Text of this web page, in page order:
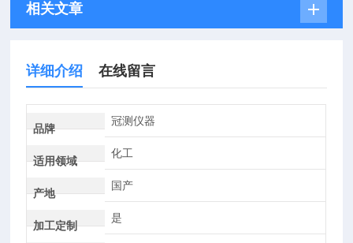
相关文章
详细介绍 在线留言
品牌
冠测仪器
适用领域
化工
产地
国产
加工定制
是